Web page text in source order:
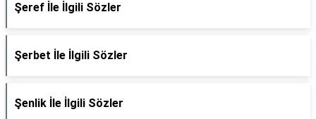
Şeref İle İlgili Sözler
Şerbet İle İlgili Sözler
Şenlik İle İlgili Sözler